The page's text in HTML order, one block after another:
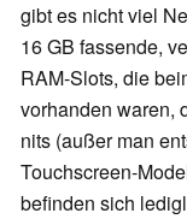
gibt es nicht viel
16 GB fassende,
RAM-Slots, die
vorhanden waren,
nits (außer man
Touchscreen-
befinden sich